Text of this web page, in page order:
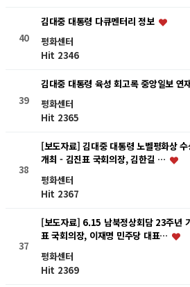
40
김대중 대통령 다큐멘터리 정보
평화센터
Hit 2346
39
김대중 대통령 육성 회고록 중앙일보 연
평화센터
Hit 2365
38
[보도자료] 김대중 대통령 노벨평화상
개최 - 김진표 국회의장, 김한길 …
평화센터
Hit 2367
37
[보도자료] 6.15 남북정상회담 23주년
표 국회의장, 이재명 민주당 대표…
평화센터
Hit 2369